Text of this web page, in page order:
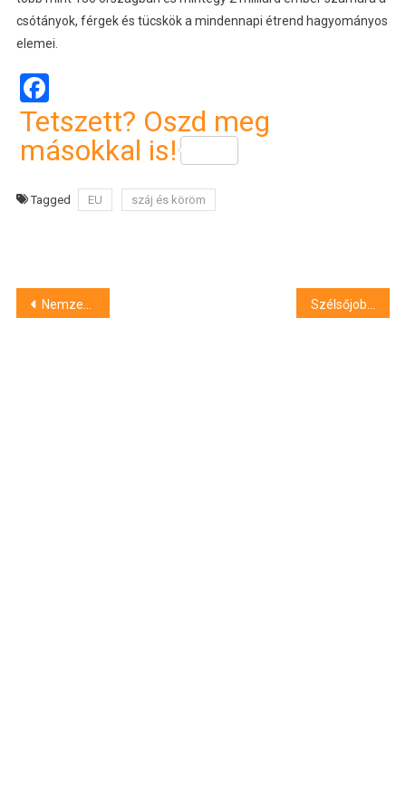
csótányok, férgek és tücskök a mindennapi étrend hagyományos
elemei.
Facebook
Tetszett? Oszd meg
másokkal is!
Tagged EU száj és köröm
Bejegyzés
Nemzeti gyásznap: ma temetik Ferenc pápát Szélsőjobb, EU és a Rovar-Műhús Konteó: Tények és Cáfolatok